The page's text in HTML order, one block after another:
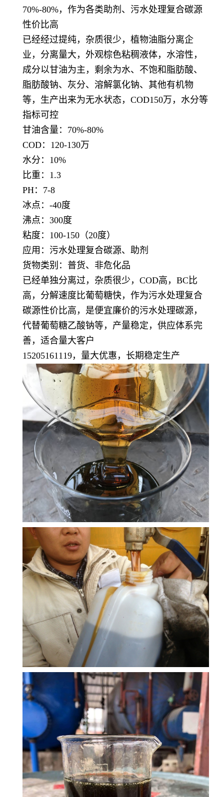
70%-80%，作为各类助剂、污水处理复合碳源
性价比高
已经经过提纯，杂质很少，植物油脂分离企
业，分离量大，外观棕色粘稠液体，水溶性，
成分以甘油为主，剩余为水、不饱和脂肪酸、
脂肪酸钠、灰分、溶解氯化钠、其他有机物
等，生产出来为无水状态，COD150万，水分等
指标可控
甘油含量：70%-80%
COD：120-130万
水分：10%
比重：1.3
PH：7-8
冰点：-40度
沸点：300度
粘度：100-150（20度）
应用：污水处理复合碳源、助剂
货物类别：普货、非危化品
已经单独分离过，杂质很少，COD高，BC比
高，分解速度比葡萄糖快，作为污水处理复合
碳源性价比高，是便宜廉价的污水处理碳源，
代替葡萄糖乙酸钠等，产量稳定，供应体系完
善，适合量大客户
15205161119，量大优惠，长期稳定生产